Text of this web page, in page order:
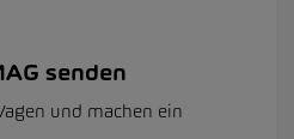
senden
und machen ein